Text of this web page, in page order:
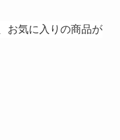
お気に入りの商品が